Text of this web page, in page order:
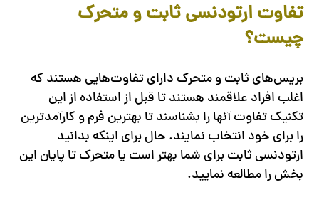
تفاوت ارتودنسی ثابت و متحرک
چیست؟
بریس‌های ثابت و متحرک دارای تفاوت‌هایی هستند که
اغلب افراد علاقمند هستند تا قبل از استفاده از این
تکنیک تفاوت آنها را بشناسند تا بهترین فرم و کارآمدترین
را برای خود انتخاب نمایند. حال برای اینکه بدانید
ارتودنسی ثابت برای شما بهتر است یا متحرک تا پایان این
بخش را مطالعه نمایید.